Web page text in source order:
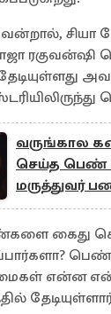
ரகுவன்ஷி
செய்த பெண்
மருத்துவர்
கைது
என்ன